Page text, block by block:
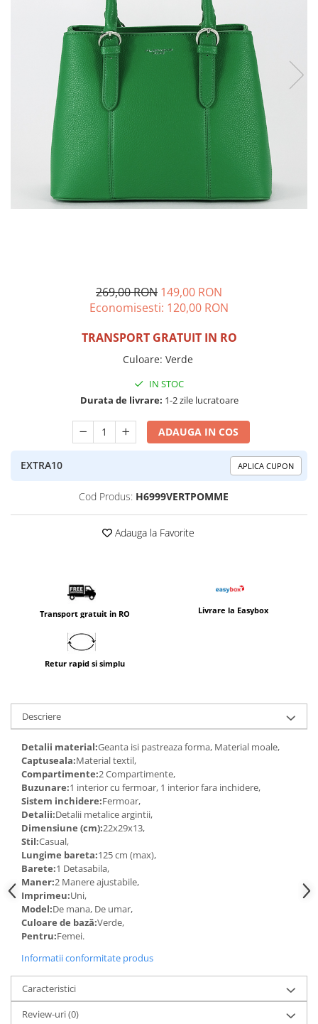
Incaltamine primavara-vara piele
Imbracaminte
Camasi si topuri
Blugi si pantaloni
Pulovere si cardigane
Incaltaminte toamna-iarna piele
269,00 RON 149,00 RON
Economisesti: 120,00 RON
TRANSPORT GRATUIT IN RO
Culoare: Verde
IN STOC
Durata de livrare: 1-2 zile lucratoare
ADAUGA IN COS
EXTRA10 APLICA CUPON
Cod Produs: H6999VERTPOMME
Adauga la Favorite
Transport gratuit in RO Livrare la Easybox
Retur rapid si simplu
Descriere
Detalii material:Geanta isi pastreaza forma, Material moale,
Captuseala:Material textil,
Compartimente:2 Compartimente,
Buzunare:1 interior cu fermoar, 1 interior fara inchidere,
Sistem inchidere:Fermoar,
Detalii:Detalii metalice argintii,
Dimensiune (cm):22x29x13,
Stil:Casual,
Lungime bareta:125 cm (max),
Barete:1 Detasabila,
Maner:2 Manere ajustabile,
Imprimeu:Uni,
Model:De mana, De umar,
Culoare de bază:Verde,
Pentru:Femei.
Informatii conformitate produs
Caracteristici
Review-uri(0)